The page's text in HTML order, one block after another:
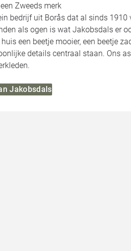
Zweeds merk
bedrijf uit Borås dat al sinds
als ogen is wat Jakobsdals er
een beetje mooier, een beetje
details centraal staan. Ons
Jakobsdals